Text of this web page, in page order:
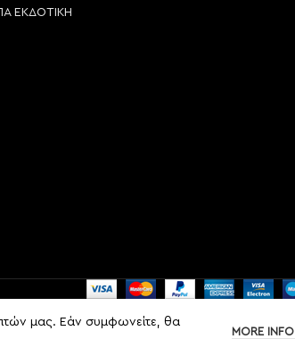
ΕΚΔΟΤΙΚΗ
μας. Εάν συμφωνείτε, θα
MORE INFO